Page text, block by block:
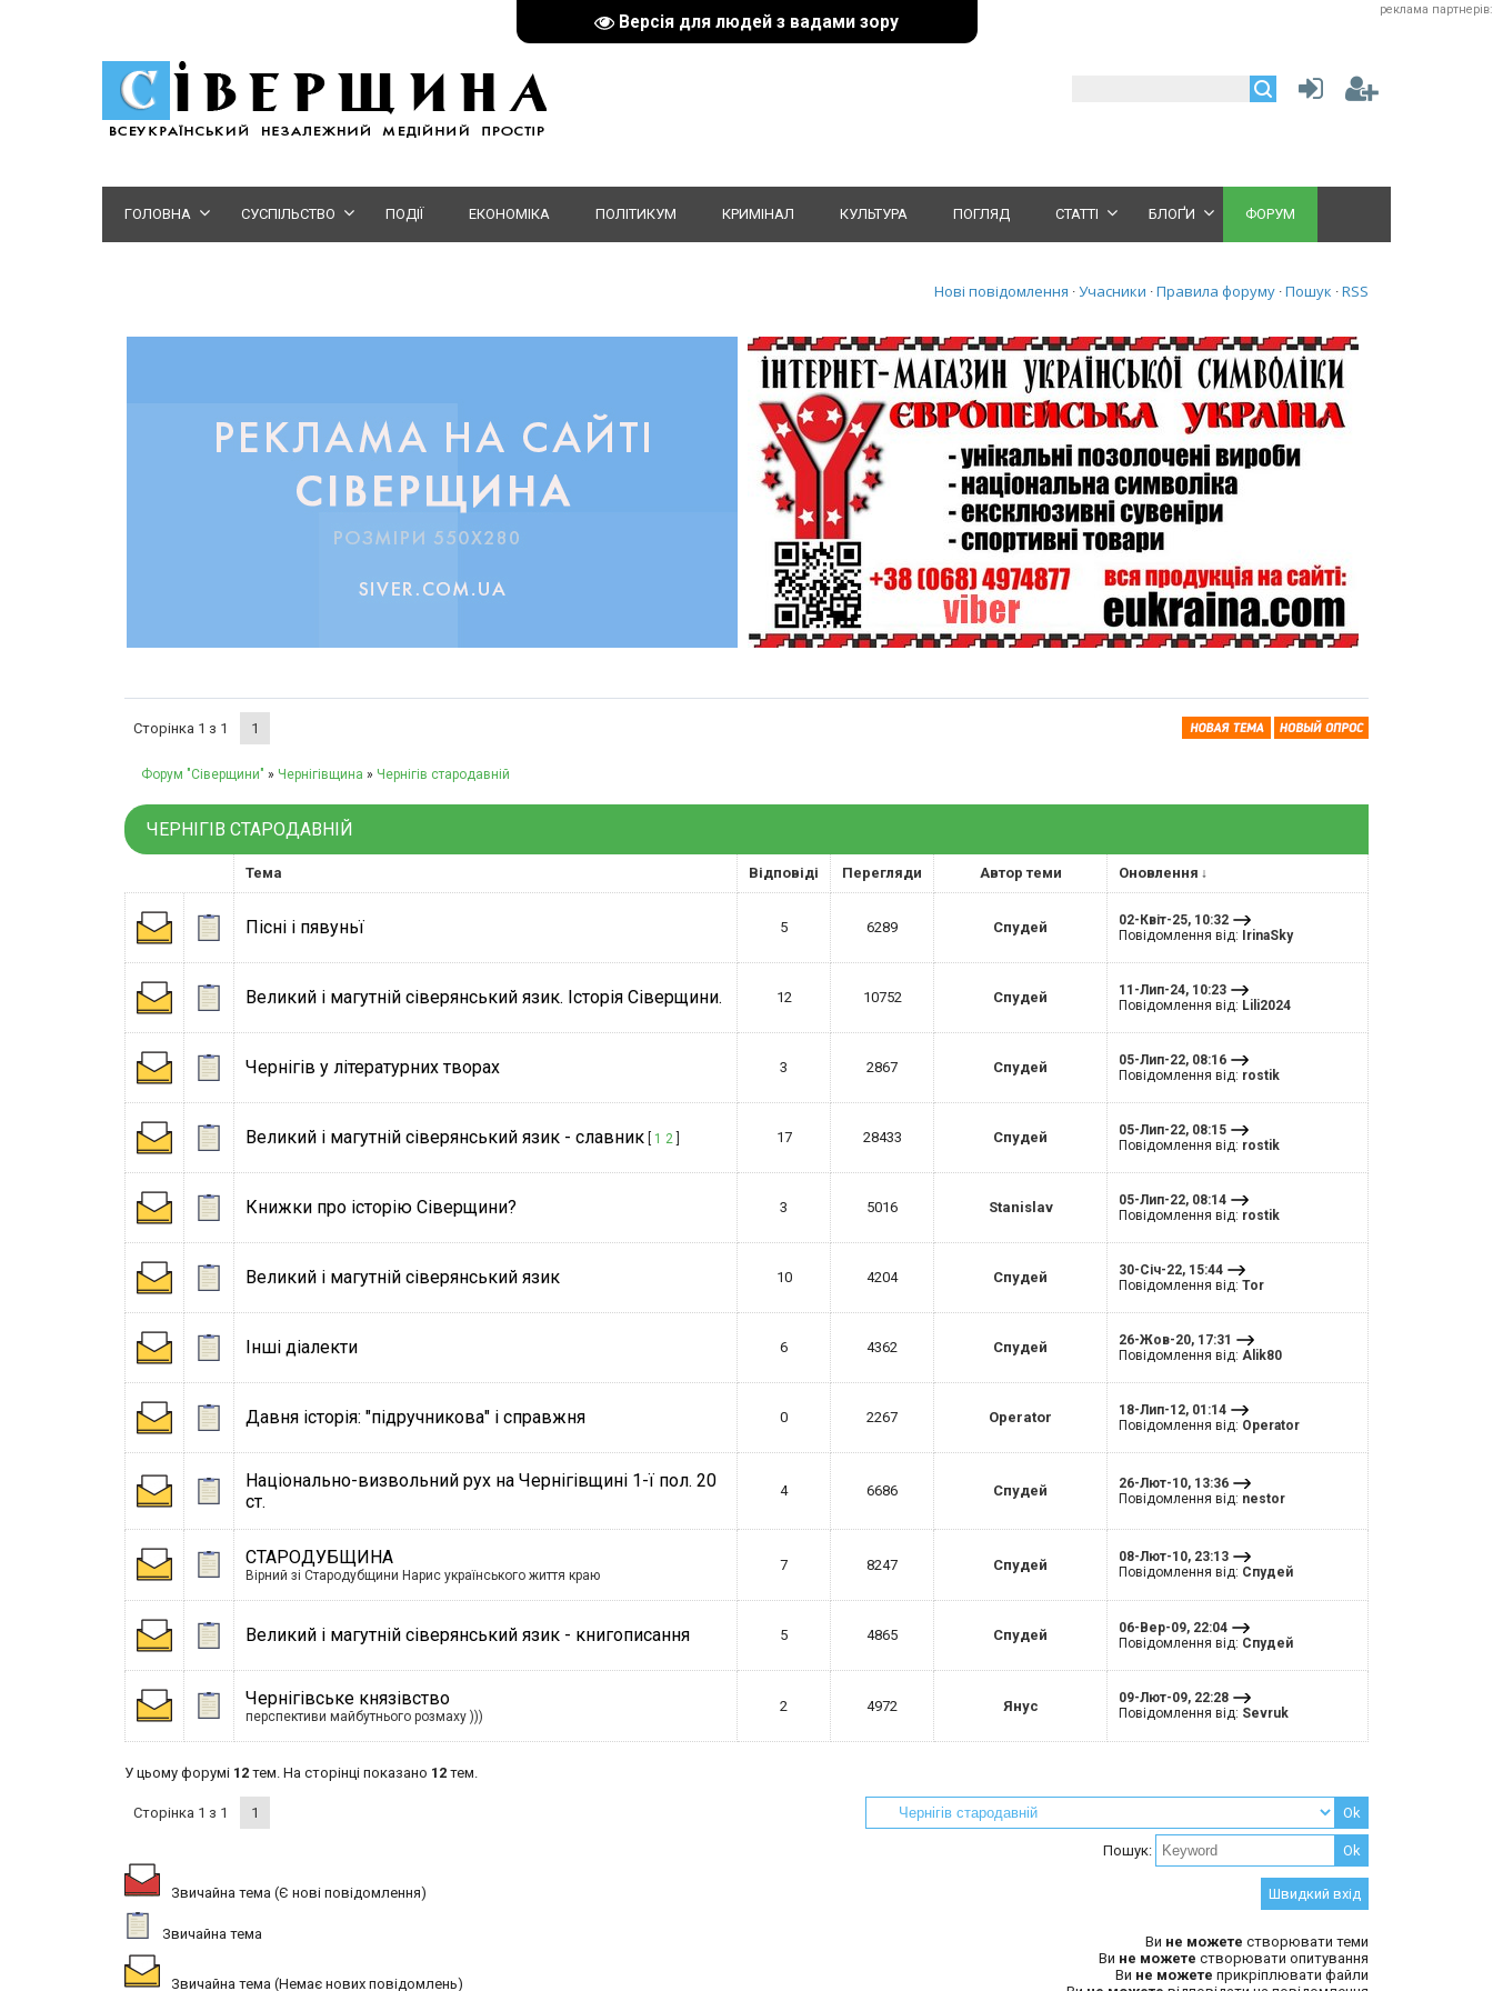
Версія для людей з вадами зору
реклама партнерів:
ГОЛОВНА СУСПІЛЬСТВО ПОДІЇ ЕКОНОМІКА ПОЛІТИКУМ КРИМІНАЛ КУЛЬТУРА ПОГЛЯД СТАТТІ БЛОҐИ ФОРУМ
Нові повідомлення · Учасники · Правила форуму · Пошук · RSS
Сторінка 1 з 1 1
Форум "Сіверщини" » Чернігівщина » Чернігів стародавній
ЧЕРНІГІВ СТАРОДАВНІЙ
Тема Відповіді Перегляди Автор теми Оновлення ↓
Пісні і пявуньї 5 6289 Спудей
02-Квіт-25, 10:32
Повідомлення від:
IrinaSky
Великий і магутній сіверянський язик. Історія Сіверщини. 12 10752 Спудей
11-Лип-24, 10:23
Повідомлення від: Lili2024
Чернігів у літературних творах 3 2867 Спудей
05-Лип-22, 08:16
Повідомлення від: rostik
Великий і магутній сіверянський язик - славник 1 2 17 28433 Спудей
05-Лип-22, 08:15
Повідомлення від: rostik
Книжки про історію Сіверщини? 3 5016 Stanislav
05-Лип-22, 08:14
Повідомлення від: rostik
Великий і магутній сіверянський язик 10 4204 Спудей
30-Січ-22, 15:44
Повідомлення від: Tor
Інші діалекти 6 4362 Спудей
26-Жов-20, 17:31
Повідомлення від: Alik80
Давня історія: "підручникова" і справжня 0 2267 Operator
18-Лип-12, 01:14
Повідомлення від: Operator
Національно-визвольний рух на Чернігівщині 1-ї пол. 20
ст.
4 6686 Спудей
26-Лют-10, 13:36
Повідомлення від: nestor
СТАРОДУБЩИНА
Вірний зі Стародубщини Нарис українського життя краю
7 8247 Спудей
08-Лют-10, 23:13
Повідомлення від: Спудей
Великий і магутній сіверянський язик - книгописання 5 4865 Спудей
06-Вер-09, 22:04
Повідомлення від: Спудей
Чернігівське князівство
перспективи майбутнього розмаху )))
2 4972 Янус
09-Лют-09, 22:28
Повідомлення від: Sevruk
У цьому форумі 12 тем. На сторінці показано 12 тем.
Сторінка 1 з 1 1
Звичайна тема (Є нові повідомлення)
Звичайна тема
Звичайна тема (Немає нових повідомлень)
Пошук:
Ви не можете створювати теми
Ви не можете створювати опитування
Ви не можете прикріплювати файли